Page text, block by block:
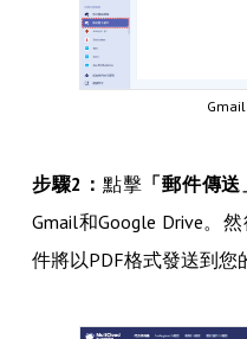
步驟2： 點擊 「郵件傳送
Gmail和Google Drive。
件將以PDF格式發送到您